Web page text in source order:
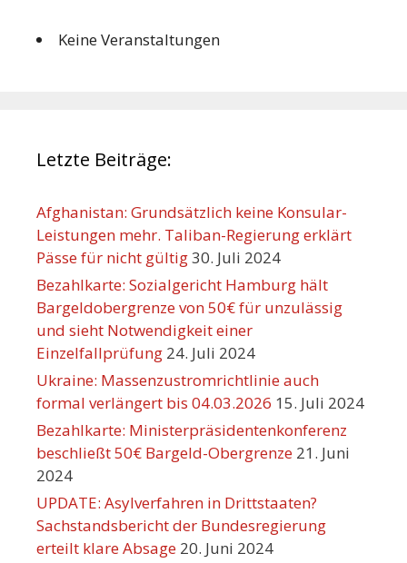
Keine Veranstaltungen
Letzte Beiträge:
Afghanistan: Grundsätzlich keine Konsular-
Leistungen mehr. Taliban-Regierung erklärt
Pässe für nicht gültig30. Juli 2024
Bezahlkarte: Sozialgericht Hamburg hält
Bargeldobergrenze von 50€ für unzulässig
und sieht Notwendigkeit einer
Einzelfallprüfung 24. Juli 2024
Ukraine: Massenzustromrichtlinie auch
formal verlängert bis 04.03.2026 15. Juli 2024
Bezahlkarte: Ministerpräsidentenkonferenz
beschließt 50€ Bargeld-Obergrenze 21. Juni
2024
UPDATE: Asylverfahren in Drittstaaten?
Sachstandsbericht der Bundesregierung
erteilt klare Absage 20. Juni 2024